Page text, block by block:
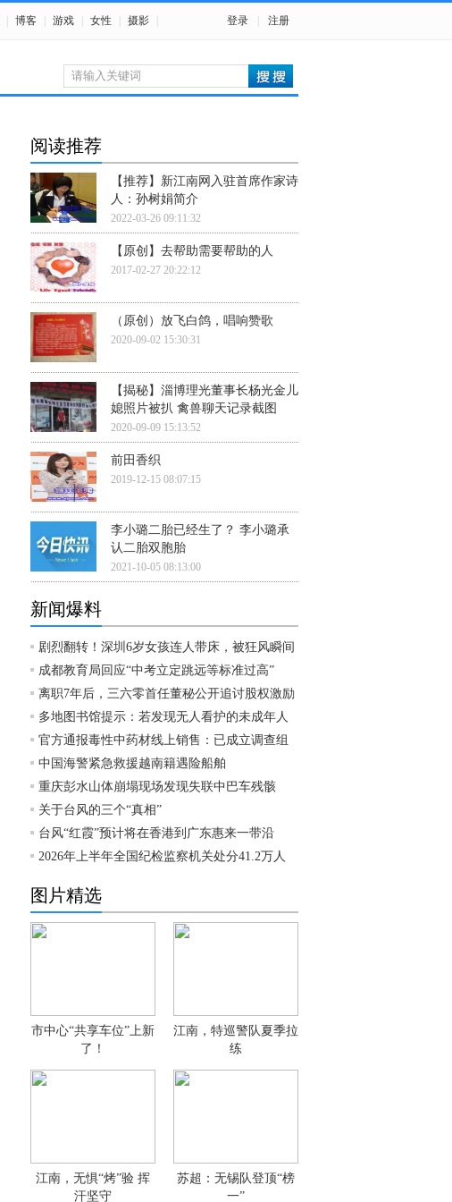
博客 游戏 女性 摄影 登录 注册
阅读推荐
【推荐】新江南网入驻首席作家诗
人：孙树娟简介
2022-03-26 09:11:32
【原创】去帮助需要帮助的人
2017-02-27 20:22:12
（原创）放飞白鸽，唱响赞歌
2020-09-02 15:30:31
【揭秘】淄博理光董事长杨光金儿
媳照片被扒 禽兽聊天记录截图
2020-09-09 15:13:52
前田香织
2019-12-15 08:07:15
李小璐二胎已经生了？ 李小璐承
认二胎双胞胎
2021-10-05 08:13:00
新闻爆料
剧烈翻转！深圳6岁女孩连人带床，被狂风瞬间
成都教育局回应“中考立定跳远等标准过高”
离职7年后，三六零首任董秘公开追讨股权激励
多地图书馆提示：若发现无人看护的未成年人
官方通报毒性中药材线上销售：已成立调查组
中国海警紧急救援越南籍遇险船舶
重庆彭水山体崩塌现场发现失联中巴车残骸
关于台风的三个“真相”
台风“红霞”预计将在香港到广东惠来一带沿
2026年上半年全国纪检监察机关处分41.2万人
图片精选
市中心“共享车位”上新
了！
江南，特巡警队夏季拉
练
江南，无惧“烤”验 挥
汗坚守
苏超：无锡队登顶“榜
一”